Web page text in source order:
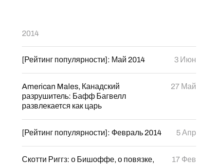
2014
[Рейтинг популярности]: Май 2014 3 Июн
American Males, Канадский
разрушитель: Бафф Багвелл
развлекается как царь
27 Май
[Рейтинг популярности]: Февраль 2014 5 Апр
Скотти Риггз: о Бишоффе, о повязке,
17 Фев